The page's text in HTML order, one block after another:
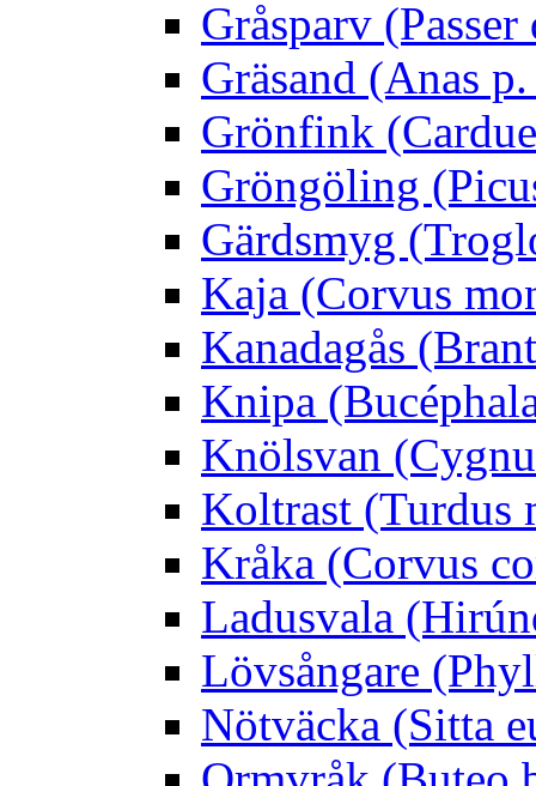
Gråsparv
Gräsand (Anas
Grönfink
Gröngöling
Gärdsmyg
Kaja (Corvus
Kanadagås
Knipa
Knölsvan
Koltrast (Turdus
Kråka (Corvus
Ladusvala
Lövsångare
Nötväcka (Sitta